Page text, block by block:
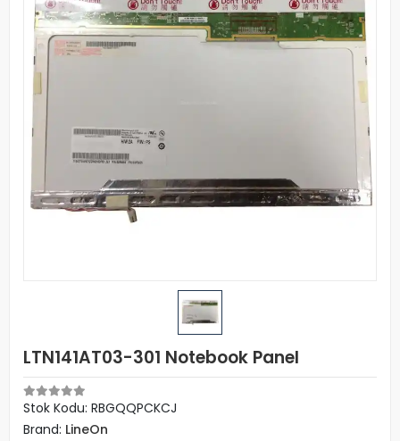
LTN141AT03-301 Notebook Panel
Stok Kodu: RBGQQPCKCJ
Brand: LineOn